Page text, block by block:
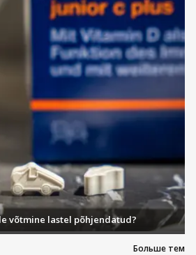
Больше тем
võtmine lastel põhjendatud?